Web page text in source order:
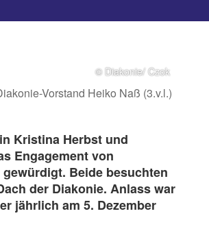
Vorstand Heiko Naß (3.v.l.)
© Diakonie/ Czok
Kristina Herbst und
Engagement von
Beide besuchten
der Diakonie. Anlass war
jährlich am 5. Dezember